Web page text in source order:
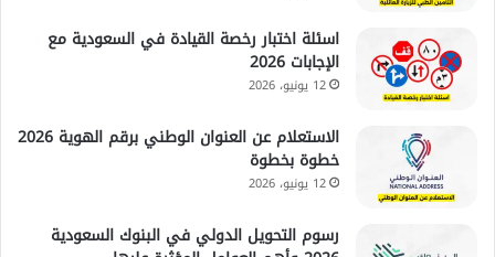
اسئلة اختبار رخصة القيادة في السعودية مع
الإجابات 2026
12 يونيو، 2026
الاستعلام عن العنوان الوطني برقم الهوية 2026
خطوة بخطوة
12 يونيو، 2026
رسوم التحويل الدولي في البنوك السعودية